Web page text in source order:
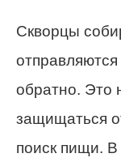
Скворцы
обратно. Это
защищаться
поиск пищи. В